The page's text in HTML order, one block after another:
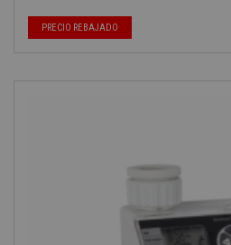
PRECIO REBAJADO